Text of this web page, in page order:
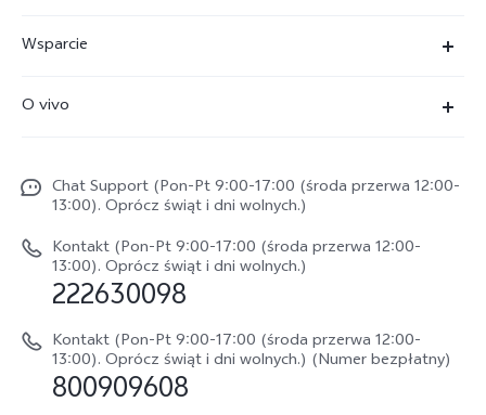
X300 FE
V70
V70 FE
vivo Buds Air3
Wsparcie
Funtouch OS
Weryfikacja IMEI
Instrukcja obsługi
Aktualizacja oprogramowania
Dziennik aktualizacji
Sprawdź koszt naprawy
O vivo
Życie w vivo
Netykieta vivo
Informacje prawne
O nas
Zrównoważony rozwój
Chat Support (Pon-Pt 9:00-17:00 (środa przerwa 12:00-
13:00). Oprócz świąt i dni wolnych.)
Kontakt (Pon-Pt 9:00-17:00 (środa przerwa 12:00-
13:00). Oprócz świąt i dni wolnych.)
222630098
Kontakt (Pon-Pt 9:00-17:00 (środa przerwa 12:00-
13:00). Oprócz świąt i dni wolnych.) (Numer bezpłatny)
800909608